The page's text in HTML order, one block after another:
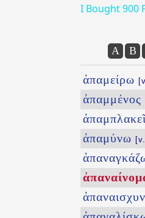
I Bought 900
Α Β
ἀπαμείρω
ἀπαμμένος
ἀπαμύνω